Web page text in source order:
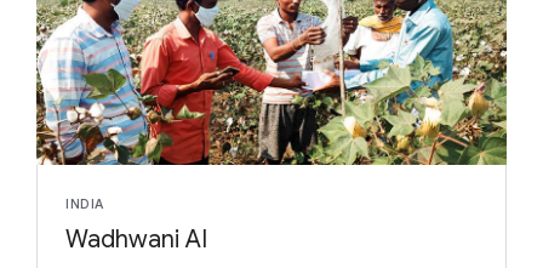
INDIA
Wadhwani AI